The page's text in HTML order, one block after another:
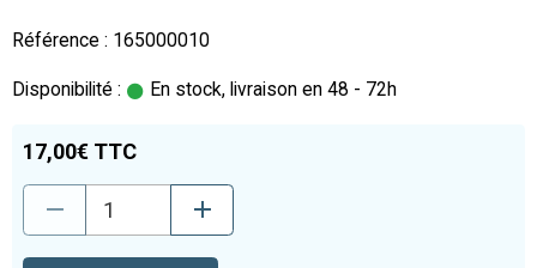
Référence : 165000010
Disponibilité : En stock, livraison en 48 - 72h
17,00€ TTC